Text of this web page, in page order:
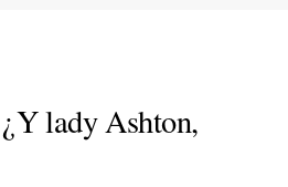
lady Ashton,